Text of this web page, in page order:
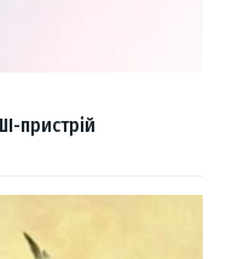
пристрій